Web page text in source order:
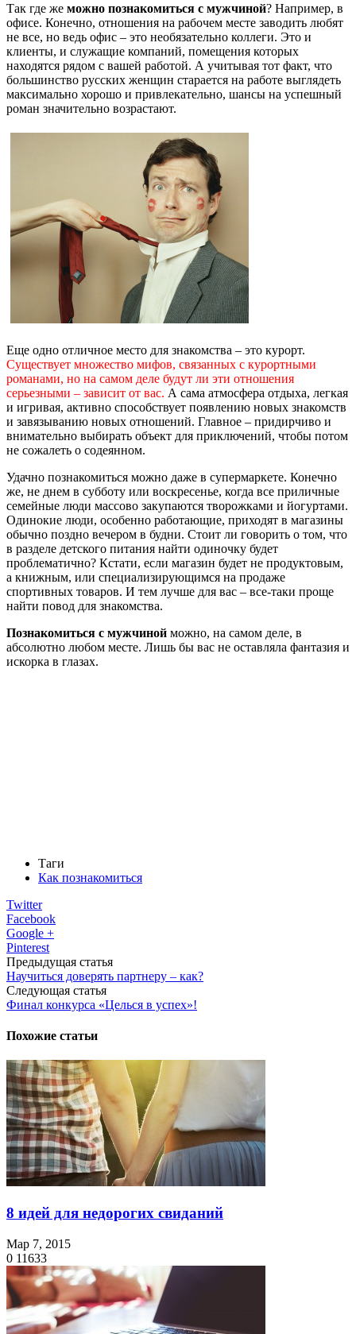
Так где же можно познакомиться с мужчиной? Например, в
офисе. Конечно, отношения на рабочем месте заводить любят
не все, но ведь офис – это необязательно коллеги. Это и
клиенты, и служащие компаний, помещения которых
находятся рядом с вашей работой. А учитывая тот факт, что
большинство русских женщин старается на работе выглядеть
максимально хорошо и привлекательно, шансы на успешный
роман значительно возрастают.
Еще одно отличное место для знакомства – это курорт.
Существует множество мифов, связанных с курортными
романами, но на самом деле будут ли эти отношения
серьезными – зависит от вас. А сама атмосфера отдыха, легкая
и игривая, активно способствует появлению новых знакомств
и завязыванию новых отношений. Главное – придирчиво и
внимательно выбирать объект для приключений, чтобы потом
не сожалеть о содеянном.
Удачно познакомиться можно даже в супермаркете. Конечно
же, не днем в субботу или воскресенье, когда все приличные
семейные люди массово закупаются творожками и йогуртами.
Одинокие люди, особенно работающие, приходят в магазины
обычно поздно вечером в будни. Стоит ли говорить о том, что
в разделе детского питания найти одиночку будет
проблематично? Кстати, если магазин будет не продуктовым,
а книжным, или специализирующимся на продаже
спортивных товаров. И тем лучше для вас – все-таки проще
найти повод для знакомства.
Познакомиться с мужчиной можно, на самом деле, в
абсолютно любом месте. Лишь бы вас не оставляла фантазия и
искорка в глазах.
Таги
Как познакомиться
Twitter
Facebook
Google +
Pinterest
Предыдущая статья
Научиться доверять партнеру – как?
Следующая статья
Финал конкурса «Целься в успех»!
Похожие статьи
8 идей для недорогих свиданий
Мар 7, 2015
0 11633